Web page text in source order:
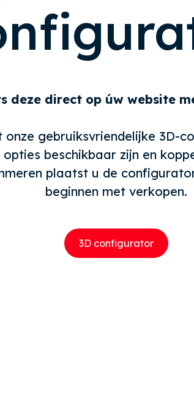
deze direct op úw website
gebruiksvriendelijke 3D-
beschikbaar zijn en
plaatst u de
beginnen met verkopen.
3D configurator